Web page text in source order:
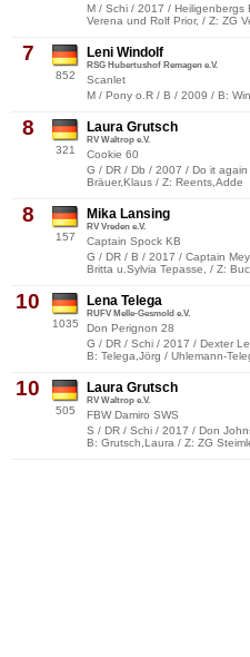
M / Schi / 2017 / Heiligenbergs
Verena und Rolf Prior, / Z: ZG
7
852
Leni Windolf
RSG Hubertushof Remagen e.V.
Scanlet
M / Pony o.R / B / 2009 / B:
8
321
Laura Grutsch
RV Waltrop e.V.
Cookie 60
G / DR / Db / 2007 / Do it
Bräuer,Klaus / Z: Reents,Adde
8
157
Mika Lansing
RV Vreden e.V.
Captain Spock KB
G / DR / B / 2017 / Captain
Britta u.Sylvia Tepasse, / Z:
10
1035
Lena Telega
RUFV Melle-Gesmold e.V.
Don Perignon 28
G / DR / Schi / 2017 / Dexter
B: Telega,Jörg / Uhlemann-
10
505
Laura Grutsch
RV Waltrop e.V.
FBW Damiro SWS
S / DR / Schi / 2017 / Don
B: Grutsch,Laura / Z: ZG